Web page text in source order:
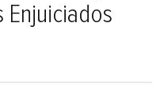
Enjuiciados